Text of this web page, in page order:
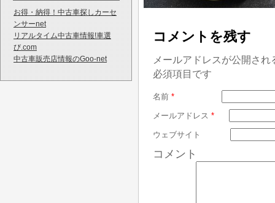
お得・納得！中古車探しカーセ
ンサーnet
リアルタイム中古車情報!車選
び.com
中古車販売店情報のGoo-net
コメントを残す
メールアドレスが公開さ
必須項目です
名前 *
メールアドレス *
ウェブサイト
コメント